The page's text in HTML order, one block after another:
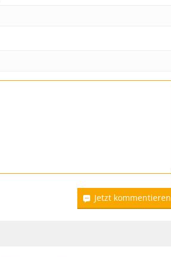
Jetzt kommentieren